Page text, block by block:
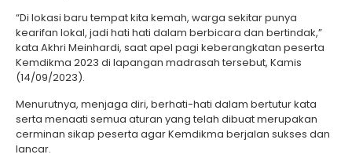
“Di lokasi baru tempat kita kemah, warga sekitar punya
kearifan lokal, jadi hati hati dalam berbicara dan bertindak,”
kata Akhri Meinhardi, saat apel pagi keberangkatan peserta
Kemdikma 2023 di lapangan madrasah tersebut, Kamis
(14/09/2023).
Menurutnya, menjaga diri, berhati-hati dalam bertutur kata
serta menaati semua aturan yang telah dibuat merupakan
cerminan sikap peserta agar Kemdikma berjalan sukses dan
lancar.